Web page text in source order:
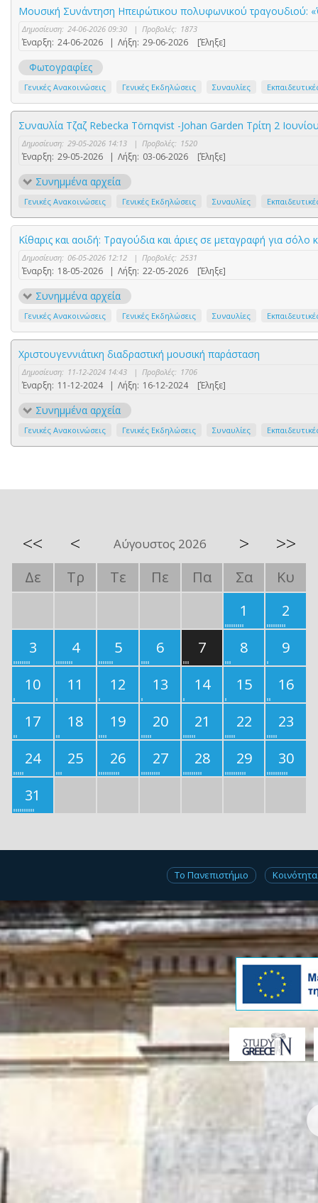
Μουσική Συνάντηση Ηπειρώτικου πολυφωνικού τραγουδιού:
Δημοσίευση: 24-06-2026 09:30 | Προβολές: 1873
Έναρξη: 24-06-2026 | Λήξη: 29-06-2026 [Έληξε]
Φωτογραφίες
Γενικές Ανακοινώσεις Γενικές Εκδηλώσεις Συναυλίες
Συναυλία Τζαζ Rebecka Törnqvist -Johan Garden Τρίτη 2
Δημοσίευση: 29-05-2026 14:13 | Προβολές: 1520
Έναρξη: 29-05-2026 | Λήξη: 03-06-2026 [Έληξε]
Συνημμένα αρχεία
Γενικές Ανακοινώσεις Γενικές Εκδηλώσεις Συναυλίες
Κίθαρις και αοιδή: Τραγούδια και άριες σε μεταγραφή για
Δημοσίευση: 06-05-2026 12:12 | Προβολές: 2531
Έναρξη: 18-05-2026 | Λήξη: 22-05-2026 [Έληξε]
Συνημμένα αρχεία
Γενικές Ανακοινώσεις Γενικές Εκδηλώσεις Συναυλίες
Χριστουγεννιάτικη διαδραστική μουσική παράσταση
Δημοσίευση: 11-12-2024 14:43 | Προβολές: 1706
Έναρξη: 11-12-2024 | Λήξη: 16-12-2024 [Έληξε]
Συνημμένα αρχεία
Γενικές Ανακοινώσεις Γενικές Εκδηλώσεις Συναυλίες
<< < Αύγουστος 2026 > >>
Δε Τρ Τε Πε Πα Σα
Κυ
1
2
3
4 5 6 7 8
9
10
11 12 13 14 15
16
17
18 19 20 21 22
23
24
25 26 27 28 29
30
31
Το Πανεπιστήμιο Κοινότητα